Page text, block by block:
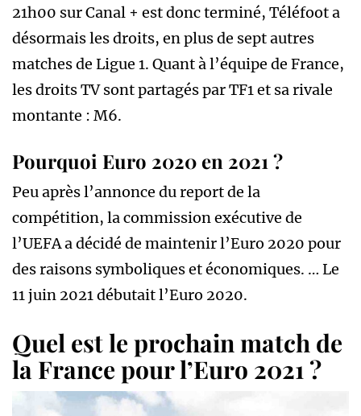
21h00 sur Canal + est donc terminé, Téléfoot a
désormais les droits, en plus de sept autres
matches de Ligue 1. Quant à l’équipe de France,
les droits TV sont partagés par TF1 et sa rivale
montante : M6.
Pourquoi Euro 2020 en 2021 ?
Peu après l’annonce du report de la
compétition, la commission exécutive de
l’UEFA a décidé de maintenir l’Euro 2020 pour
des raisons symboliques et économiques. … Le
11 juin 2021 débutait l’Euro 2020.
Quel est le prochain match de
la France pour l’Euro 2021 ?